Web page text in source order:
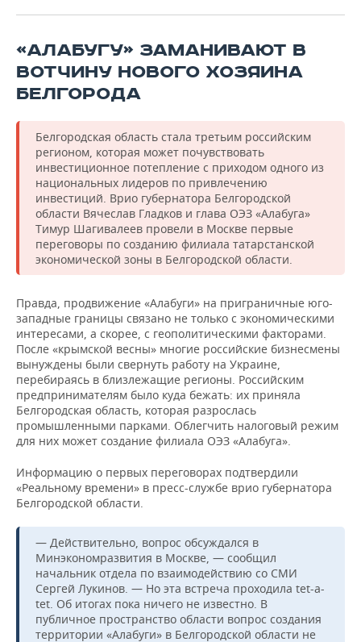
«АЛАБУГУ» ЗАМАНИВАЮТ В
ВОТЧИНУ НОВОГО ХОЗЯИНА
БЕЛГОРОДА
Белгородская область стала третьим российским
регионом, которая может почувствовать
инвестиционное потепление с приходом одного из
национальных лидеров по привлечению
инвестиций. Врио губернатора Белгородской
области Вячеслав Гладков и глава ОЭЗ «Алабуга»
Тимур Шагивалеев провели в Москве первые
переговоры по созданию филиала татарстанской
экономической зоны в Белгородской области.
Правда, продвижение «Алабуги» на приграничные юго-
западные границы связано не только с экономическими
интересами, а скорее, с геополитическими факторами.
После «крымской весны» многие российские бизнесмены
вынуждены были свернуть работу на Украине,
перебираясь в близлежащие регионы. Российским
предпринимателям было куда бежать: их приняла
Белгородская область, которая разрослась
промышленными парками. Облегчить налоговый режим
для них может создание филиала ОЭЗ «Алабуга».
Информацию о первых переговорах подтвердили
«Реальному времени» в пресс-службе врио губернатора
Белгородской области.
— Действительно, вопрос обсуждался в
Минэкономразвития в Москве, — сообщил
начальник отдела по взаимодействию со СМИ
Сергей Лукинов. — Но эта встреча проходила tet-a-
tet. Об итогах пока ничего не известно. В
публичное пространство области вопрос создания
территории «Алабуги» в Белгородской области не